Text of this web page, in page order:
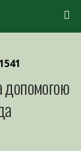
допомогою